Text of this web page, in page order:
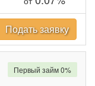
Подать заявку
Первый займ 0%